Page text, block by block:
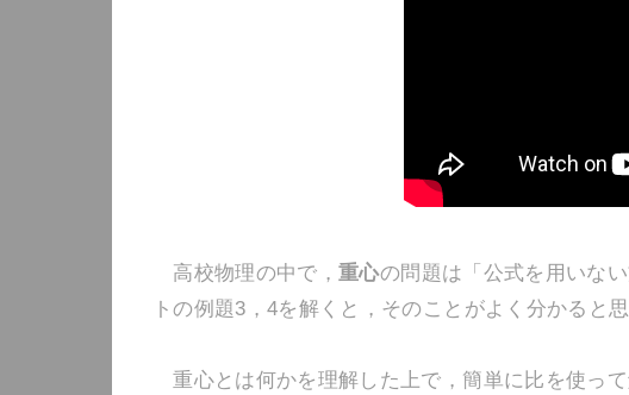
高校物理の中で，重心の問題は「公式を用いな
トの例題3，4を解くと，そのことがよく分かると思
重心とは何かを理解した上で，簡単に比を使っ